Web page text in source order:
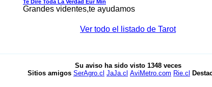
Te Dire Toda La Verdad Eur Min
Grandes videntes,te ayudamos
Ver todo el listado de Tarot
Su aviso ha sido visto 1348veces
Sitios amigos SerAgro.cl JaJa.cl AviMetro.com Rie.cl